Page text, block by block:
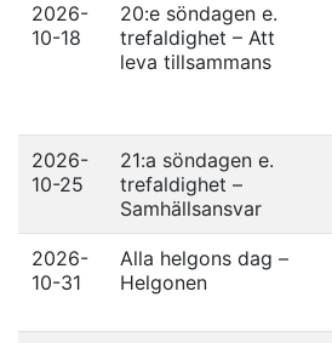
2026-
10-18
20:e söndagen e.
trefaldighet – Att
leva tillsammans
2026-
10-25
21:a söndagen e.
trefaldighet –
Samhällsansvar
2026-
10-31
Alla helgons dag –
Helgonen